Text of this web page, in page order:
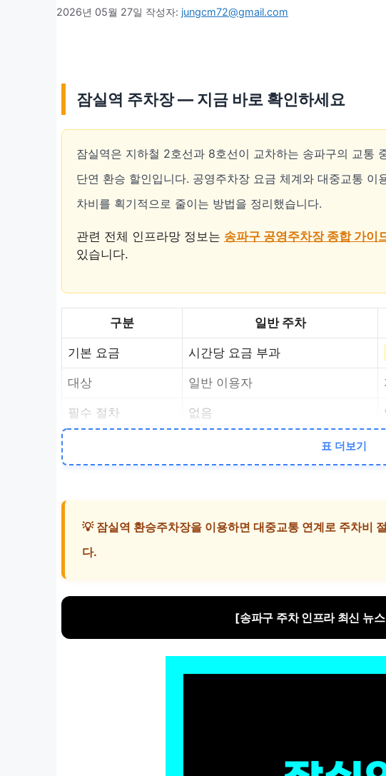
2026년 05월 27일 작성자: jungcm72@gmail.com
잠실역 주차장 — 지금 바로 확인하세요
잠실역은 지하철 2호선과 8호선이 교차하는 송파구의 교통
단연 환승 할인입니다. 공영주차장 요금 체계와 대중교통
차비를 획기적으로 줄이는 방법을 정리했습니다.
관련 전체 인프라망 정보는 송파구 공영주차장 종합 가이
있습니다.
구분 일반 주차
기본 요금 시간당 요금 부과
대상 일반 이용자
필수 절차 없음
표 더보기
💡 잠실역 환승주차장을 이용하면 대중교통 연계로 주차비
다.
[송파구 주차 인프라 최신 뉴